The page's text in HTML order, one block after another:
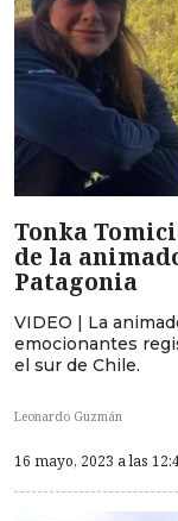
Tonka
de la
Patagonia
VIDEO | La
emocionantes
el sur de Chile.
Leonardo Guzmán
16 mayo, 2023 a las